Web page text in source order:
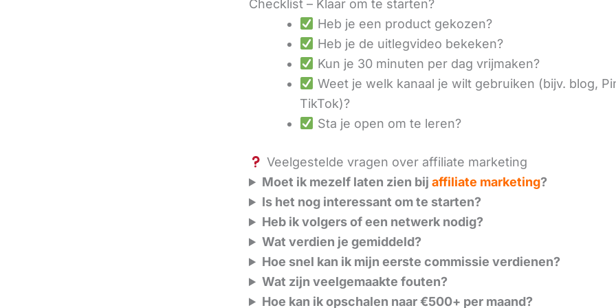
Checklist – Klaar om te starten?
Heb je een product gekozen?
Heb je de uitlegvideo bekeken?
Kun je 30 minuten per dag vrijmaken?
Weet je welk kanaal je wilt gebruiken (bijv. blog,
TikTok)?
Sta je open om te leren?
Veelgestelde vragen over affiliate marketing
Moet ik mezelf laten zien bijaffiliate marketing?
Is het nog interessant om te starten?
Heb ik volgers of een netwerk nodig?
Wat verdien je gemiddeld?
Hoe snel kan ik mijn eerste commissie verdienen?
Wat zijn veelgemaakte fouten?
Hoe kan ik opschalen naar €500+ per maand?